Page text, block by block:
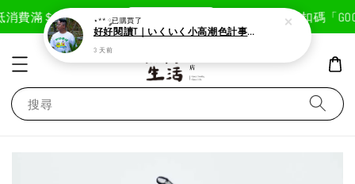
費滿＄1800免運費 現在去購物！ 首次註冊輸入折扣碼「
搜尋
⋆** ༘已購買了
好好閱讀T｜いくいく小高潮色計事務所X好好生活書店聯名款
3 天前